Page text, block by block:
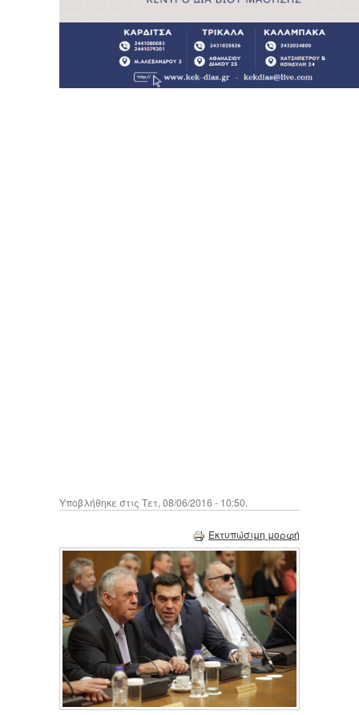
Υποβλήθηκε στις Τετ, 08/06/2016 - 10:50.
Εκτυπώσιμη μορφή